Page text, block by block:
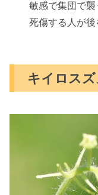
敏感で集団で
死傷する人が後
キイロス